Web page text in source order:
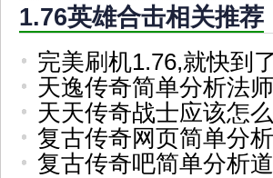
1.76英雄合击相关推荐
完美刷机1.76,就快到
天逸传奇简单分析法
天天传奇战士应该怎
复古传奇网页简单分
复古传奇吧简单分析